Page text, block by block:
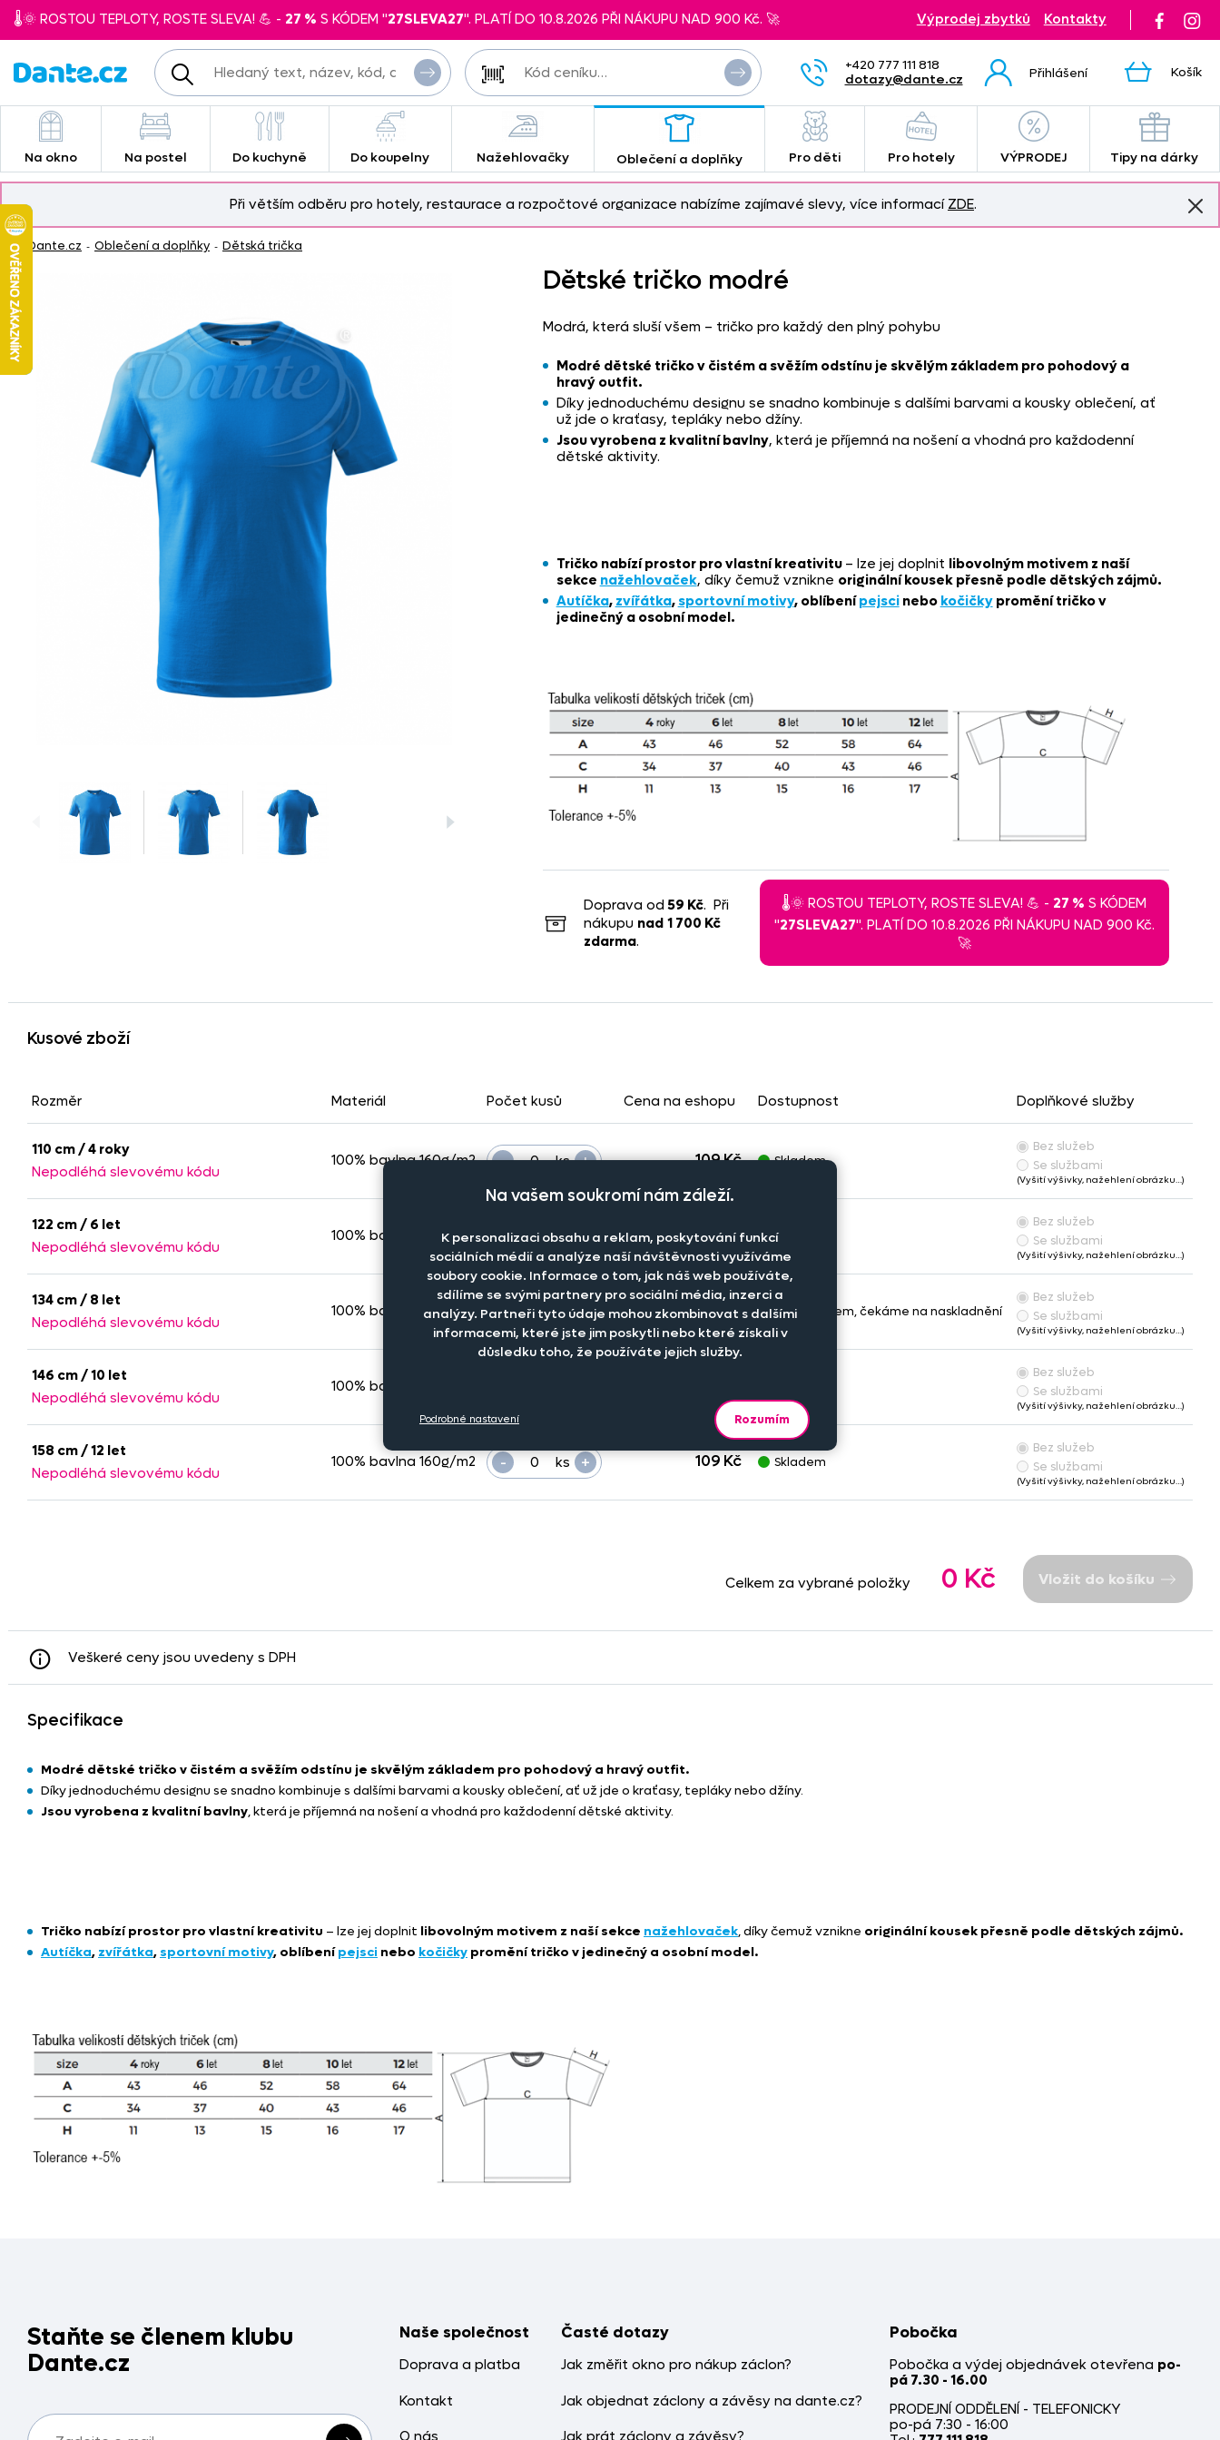
+420 777 111 818
dotazy@dante.cz
Přihlášení Košík
🌡️🌞 ROSTOU TEPLOTY, ROSTE SLEVA! 💪 - 27 % S KÓDEM "27SLEVA27". PLATÍ DO 10.8.2026 PŘI NÁKUPU NAD 900 Kč. 🚀 Výprodej zbytků Kontakty
Na okno Na postel Do kuchyně Do koupelny Nažehlovačky Oblečení a doplňky Pro děti Pro hotely VÝPRODEJ Tipy na dárky
Při větším odběru pro hotely, restaurace a rozpočtové organizace nabízíme zajímavé slevy, více informací ZDE.
Dante.cz - Oblečení a doplňky - Dětská trička
Dětské tričko modré
Modrá, která sluší všem – tričko pro každý den plný pohybu
Modré dětské tričko v čistém a svěžím odstínu je skvělým základem pro pohodový a
hravý outfit.
Díky jednoduchému designu se snadno kombinuje s dalšími barvami a kousky oblečení, ať
už jde o kraťasy, tepláky nebo džíny.
Jsou vyrobena z kvalitní bavlny, která je příjemná na nošení a vhodná pro každodenní
dětské aktivity.
Tričko nabízí prostor pro vlastní kreativitu – lze jej doplnit libovolným motivem z naší
sekce nažehlovaček, díky čemuž vznikne originální kousek přesně podle dětských zájmů.
Autíčka, zvířátka, sportovní motivy, oblíbenípejscinebo kočičkypromění tričko v
jedinečný a osobní model.
Doprava od 59 Kč. Při
nákupu nad 1 700 Kč
zdarma.
🌡️🌞 ROSTOU TEPLOTY, ROSTE SLEVA! 💪 -27 % S KÓDEM
"27SLEVA27". PLATÍ DO 10.8.2026 PŘI NÁKUPU NAD 900 Kč.
🚀
Kusové zboží
Rozměr Materiál Počet kusů Cena na eshopu Dostupnost Doplňkové služby
110 cm / 4 roky
Nepodléhá slevovému kódu
100% bavlna 160g/m2 ks +
- 109 Kč Skladem
Bez služeb
Se službami
(Vyšití výšivky, nažehlení obrázku…)
122 cm / 6 let
Nepodléhá slevovému kódu
100% bavlna 160g/m2 ks +
- 109 Kč Skladem
Bez služeb
Se službami
(Vyšití výšivky, nažehlení obrázku…)
134 cm / 8 let
Nepodléhá slevovému kódu
100% bavlna 160g/m2 ks +
- 109 Kč Není skladem, čekáme na naskladnění
Bez služeb
Se službami
(Vyšití výšivky, nažehlení obrázku…)
146 cm / 10 let
Nepodléhá slevovému kódu
100% bavlna 160g/m2
Bez služeb
Se službami
(Vyšití výšivky, nažehlení obrázku…)
158 cm / 12 let
Nepodléhá slevovému kódu
100% bavlna 160g/m2 ks +
- 109 Kč Skladem
Bez služeb
Se službami
(Vyšití výšivky, nažehlení obrázku…)
Celkem za vybrané položky 0 Kč Vložit do košíku
Veškeré ceny jsou uvedeny s DPH
Specifikace
Modré dětské tričko v čistém a svěžím odstínu je skvělým základem pro pohodový a hravý outfit.
Díky jednoduchému designu se snadno kombinuje s dalšími barvami a kousky oblečení, ať už jde o kraťasy, tepláky nebo džíny.
Jsou vyrobena z kvalitní bavlny, která je příjemná na nošení a vhodná pro každodenní dětské aktivity.
Tričko nabízí prostor pro vlastní kreativitu – lze jej doplnit libovolným motivem z naší sekce nažehlovaček, díky čemuž vznikne originální kousek přesně podle dětských zájmů.
Autíčka, zvířátka, sportovní motivy, oblíbenípejsci nebo kočičky promění tričko v jedinečný a osobní model.
Staňte se členem klubu
Dante.cz
Naše společnost
Doprava a platba
Kontakt
O nás
Časté dotazy
Jak změřit okno pro nákup záclon?
Jak objednat záclony a závěsy na dante.cz?
Jak prát záclony a závěsy?
Pobočka
Pobočka a výdej objednávek otevřena po-
pá 7.30 - 16.00
PRODEJNÍ ODDĚLENÍ - TELEFONICKY
po-pá 7:30 - 16:00
Na vašem soukromí nám záleží.
K personalizaci obsahu a reklam, poskytování funkcí
sociálních médií a analýze naší návštěvnosti využíváme
soubory cookie. Informace o tom, jak náš web používáte,
sdílíme se svými partnery pro sociální média, inzerci a
analýzy. Partneři tyto údaje mohou zkombinovat s dalšími
informacemi, které jste jim poskytli nebo které získali v
důsledku toho, že používáte jejich služby.
Rozumím
Podrobné nastavení